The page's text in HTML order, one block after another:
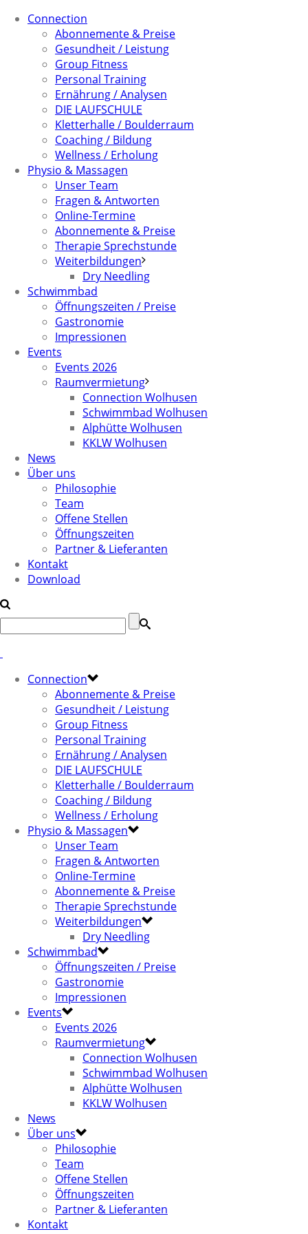
Connection
Abonnemente & Preise
Gesundheit / Leistung
Group Fitness
Personal Training
Ernährung / Analysen
DIE LAUFSCHULE
Kletterhalle / Boulderraum
Coaching / Bildung
Wellness / Erholung
Physio & Massagen
Unser Team
Fragen & Antworten
Online-Termine
Abonnemente & Preise
Therapie Sprechstunde
Weiterbildungen
Dry Needling
Schwimmbad
Öffnungszeiten / Preise
Gastronomie
Impressionen
Events
Events 2026
Raumvermietung
Connection Wolhusen
Schwimmbad Wolhusen
Alphütte Wolhusen
KKLW Wolhusen
News
Über uns
Philosophie
Team
Offene Stellen
Öffnungszeiten
Partner & Lieferanten
Kontakt
Download
Connection
Abonnemente & Preise
Gesundheit / Leistung
Group Fitness
Personal Training
Ernährung / Analysen
DIE LAUFSCHULE
Kletterhalle / Boulderraum
Coaching / Bildung
Wellness / Erholung
Physio & Massagen
Unser Team
Fragen & Antworten
Online-Termine
Abonnemente & Preise
Therapie Sprechstunde
Weiterbildungen
Dry Needling
Schwimmbad
Öffnungszeiten / Preise
Gastronomie
Impressionen
Events
Events 2026
Raumvermietung
Connection Wolhusen
Schwimmbad Wolhusen
Alphütte Wolhusen
KKLW Wolhusen
News
Über uns
Philosophie
Team
Offene Stellen
Öffnungszeiten
Partner & Lieferanten
Kontakt